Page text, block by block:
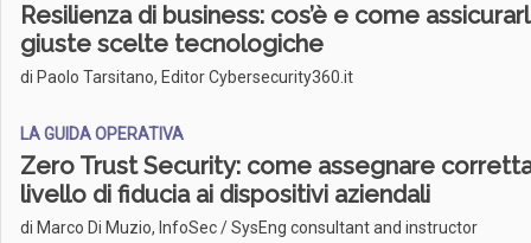
Resilienza di business: cos’è e come
giuste scelte tecnologiche
di Paolo Tarsitano, Editor Cybersecurity360.it
LA GUIDA OPERATIVA
Zero Trust Security: come assegnare
livello di fiducia ai dispositivi aziendali
di Marco Di Muzio, InfoSec / SysEng consultant and instructor